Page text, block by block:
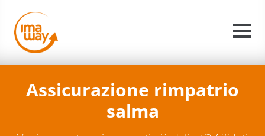
Assicurazione rimpatrio
salma